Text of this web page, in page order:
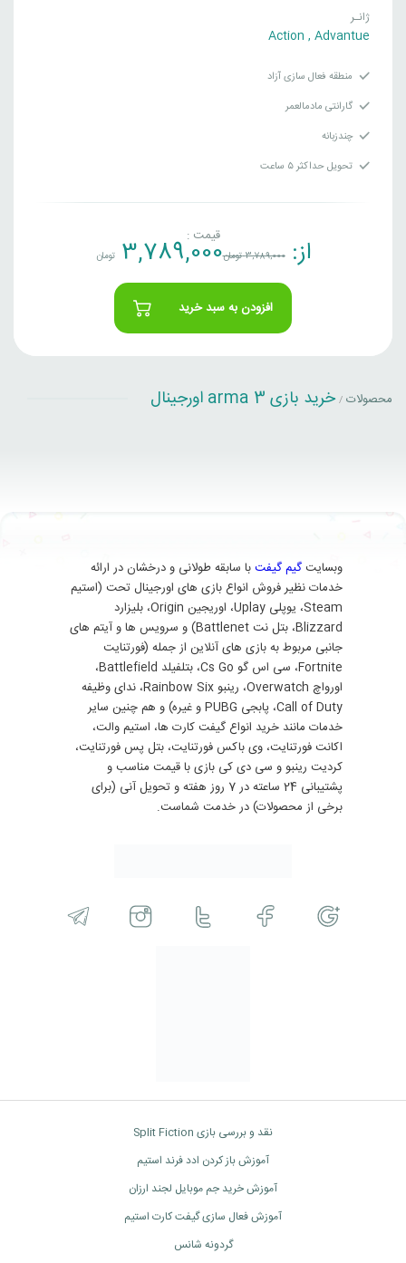
ژانـر
Action , Advantue
منطقه فعال سازی آزاد
گارانتی مادمالعمر
چندزبانه
تحویل حداکثر ۵ ساعت
قیمت : از:3,789,000تومان3,789,000 تومان
افزودن به سبد خرید
محصولات / خرید بازی arma 3 اورجینال
وبسایت گیم گیفتبا سابقه طولانی و درخشان در ارائه
خدمات نظیر فروش انواع بازی های اورجینال تحت (استیم
Steam، یوپلی Uplay، اوریجین Origin، بلیزارد
Blizzard، بتل نت Battlenet) و سرویس ها و آیتم های
جانبی مربوط به بازی های آنلاین از جمله (فورتنایت
Fortnite، سی اس گو Cs Go، بتلفیلد Battlefield،
اورواچ Overwatch، رینبو Rainbow Six، ندای وظیفه
Call of Duty، پابجی PUBG و غیره) و هم چنین سایر
خدمات مانند خرید انواع گیفت کارت ها، استیم والت،
اکانت فورتنایت، وی باکس فورتنایت، بتل پس فورتنایت،
کردیت رینبو و سی دی کی بازی با قیمت مناسب و
پشتیبانی 24 ساعته در 7 روز هفته و تحویل آنی (برای
برخی از محصولات) در خدمت شماست.
نقد و بررسی بازی Split Fiction
آموزش باز کردن ادد فرند استیم
آموزش خرید جم موبایل لجند ارزان
آموزش فعال سازی گیفت کارت استیم
گردونه شانس